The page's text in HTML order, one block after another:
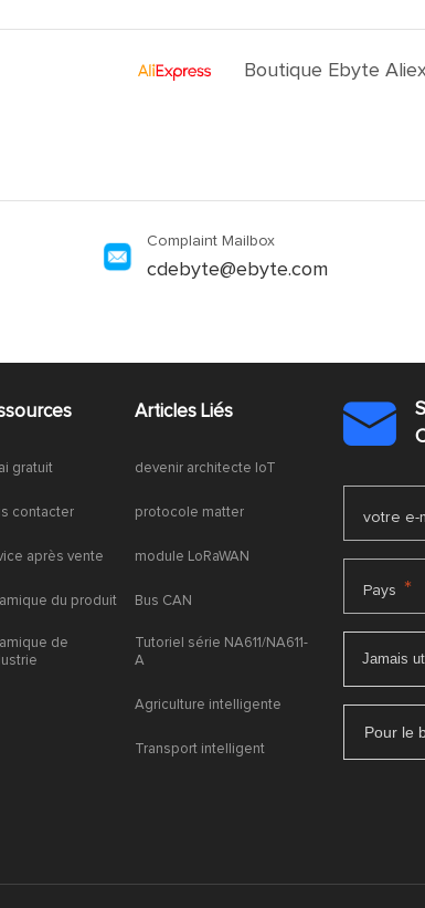
Boutique Ebyte
Complaint Mailbox
cdebyte@ebyte.com
gratuit
contacter
après vente
du produit
de
Articles Liés
devenir architecte IoT
protocole matter
module LoRaWAN
Bus CAN
Tutoriel série NA611/NA611-
A
Agriculture intelligente
Transport intelligent

votre e-
Pays *
Pour le